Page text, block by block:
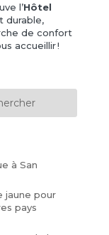
l’Hôtel
durable,
de confort
accueillir !
à San
jaune pour
pays